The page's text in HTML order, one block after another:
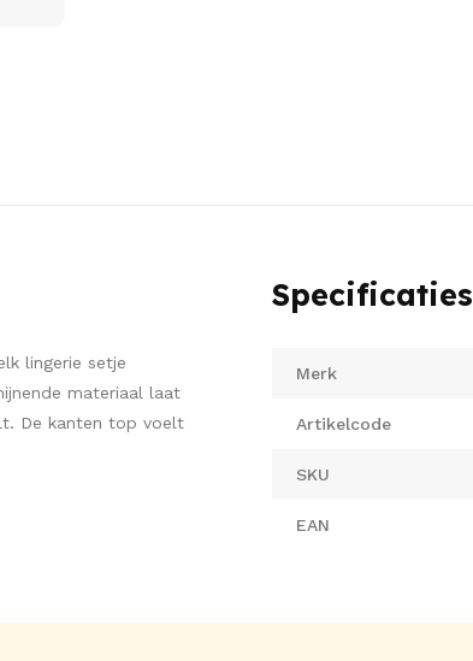
lingerie setje
materiaal laat
De kanten top voelt
Specificaties
Merk
Artikelcode
SKU
EAN